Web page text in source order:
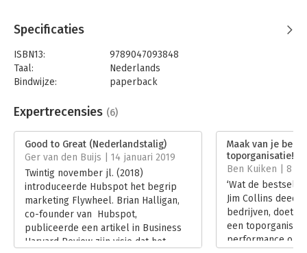
5. Ze zorgen voor een gedisciplineerde organisatiecultuur.
selectief.
7. Ze werken gestaag en volhardend, zonder revolutionaire
doorbraken.
Specificaties
ISBN13:
9789047093848
Taal:
Nederlands
Bindwijze:
paperback
Uitgever:
Business Contact
Verschijningsdatum:
15-1-2016
Hoofdrubriek:
Organisatiekunde
Jongbloed:
Ondernemingsrecht
Expertrecensies (6)
Good to Great (Nederlandstalig)
Ger van den Buijs | 14 januari 2019
Twintig november jl. (2018)
introduceerde Hubspot het begrip
marketing Flywheel. Brian Halligan,
co-founder van Hubspot,
publiceerde een artikel in Business
Harvard Review zijn visie dat het
Maak van je
toporganisatie!
Ben Kuiken | 8
‘Wat de
Jim Collins deed
bedrijven, doet
een
performance